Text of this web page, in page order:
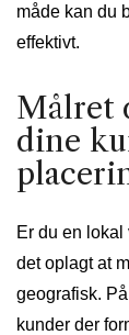
måde kan du
effektivt.
Målret
dine
Er du en
det oplagt at
geografisk.
kunder der